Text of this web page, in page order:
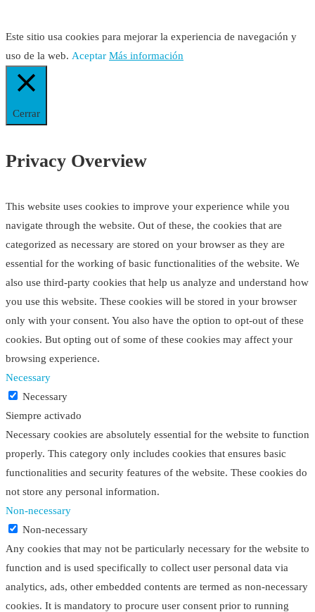
Este sitio usa cookies para mejorar la experiencia de navegación y
uso de la web. Aceptar Más información
Cerrar
Privacy Overview
This website uses cookies to improve your experience while you
navigate through the website. Out of these, the cookies that are
categorized as necessary are stored on your browser as they are
essential for the working of basic functionalities of the website. We
also use third-party cookies that help us analyze and understand how
you use this website. These cookies will be stored in your browser
only with your consent. You also have the option to opt-out of these
cookies. But opting out of some of these cookies may affect your
browsing experience.
Necessary
Necessary
Siempre activado
Necessary cookies are absolutely essential for the website to function
properly. This category only includes cookies that ensures basic
functionalities and security features of the website. These cookies do
not store any personal information.
Non-necessary
Non-necessary
Any cookies that may not be particularly necessary for the website to
function and is used specifically to collect user personal data via
analytics, ads, other embedded contents are termed as non-necessary
cookies. It is mandatory to procure user consent prior to running